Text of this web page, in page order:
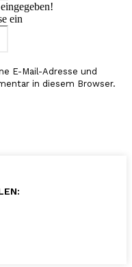
ein
E-Mail-Adresse und
in diesem Browser.